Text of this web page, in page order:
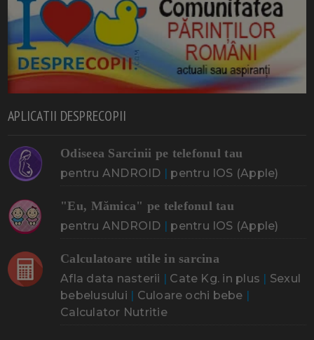
APLICATII DESPRECOPII
Odiseea Sarcinii pe telefonul tau
pentru ANDROID | pentru IOS (Apple)
"Eu, Mămica" pe telefonul tau
pentru ANDROID | pentru IOS (Apple)
Calculatoare utile in sarcina
Afla data nasterii | Cate Kg. in plus | Sexul
bebelusului | Culoare ochi bebe |
Calculator Nutritie